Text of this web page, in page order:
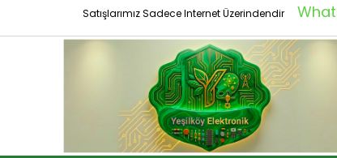
Satışlarımız Sadece Internet Üzerindendir